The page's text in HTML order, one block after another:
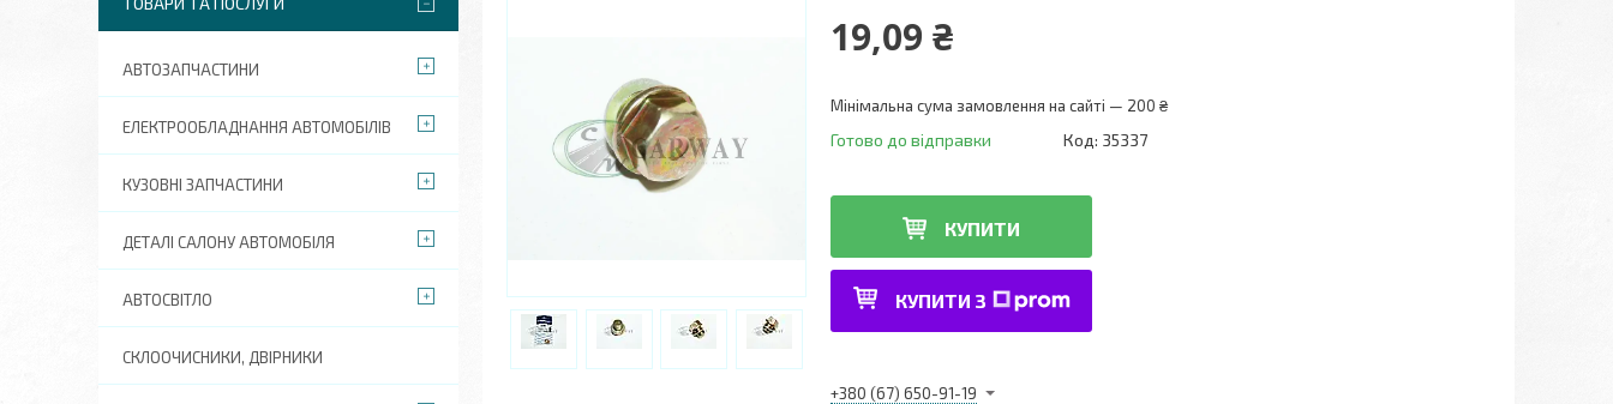
19,09 ₴
Мінімальна сума замовлення на сайті — 200 ₴
Готово до відправки Код: 35337
КУПИТИ
КУПИТИ З
+380 (67) 650-91-19
АВТОЗАПЧАСТИНИ
ЕЛЕКТРООБЛАДНАННЯ АВТОМОБІЛІВ
КУЗОВНІ ЗАПЧАСТИНИ
ДЕТАЛІ САЛОНУ АВТОМОБІЛЯ
АВТОСВІТЛО
СКЛООЧИСНИКИ, ДВІРНИКИ